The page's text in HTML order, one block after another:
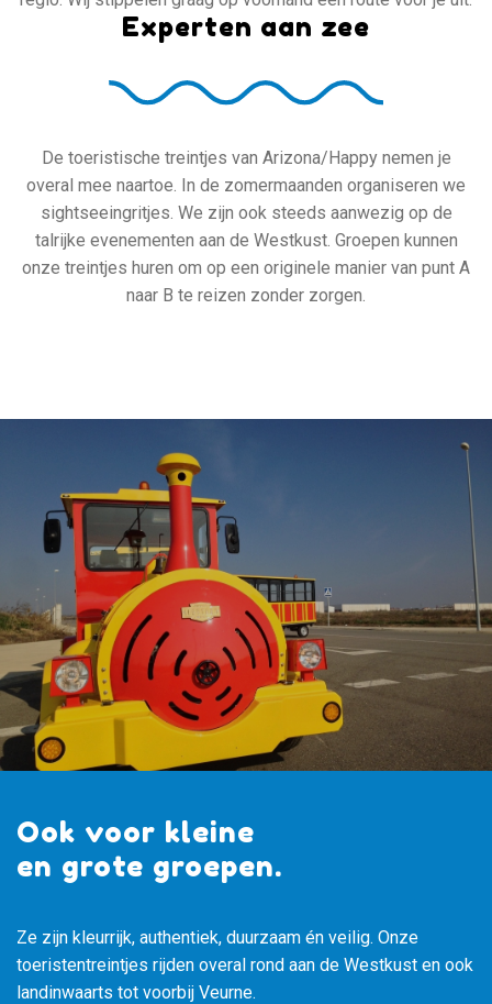
Experten aan zee
De toeristische treintjes van Arizona/Happy nemen je
overal mee naartoe. In de zomermaanden organiseren we
sightseeingritjes. We zijn ook steeds aanwezig op de
talrijke evenementen aan de Westkust. Groepen kunnen
onze treintjes huren om op een originele manier van punt A
naar B te reizen zonder zorgen.
Ook voor kleine
en grote groepen.
Ze zijn kleurrijk, authentiek, duurzaam én veilig. Onze
toeristentreintjes rijden overal rond aan de Westkust en ook
landinwaarts tot voorbij Veurne.